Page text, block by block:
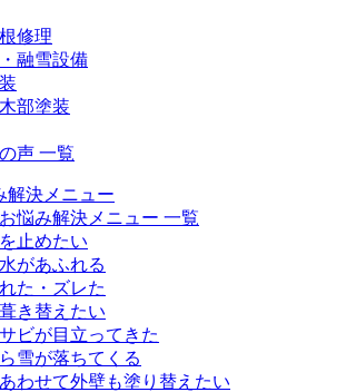
修理
融雪設備
部塗装
声 一覧
解決メニュー
悩み解決メニュー 一覧
止めたい
があふれる
た・ズレた
き替えたい
ビが目立ってきた
雪が落ちてくる
わせて外壁も塗り替えたい